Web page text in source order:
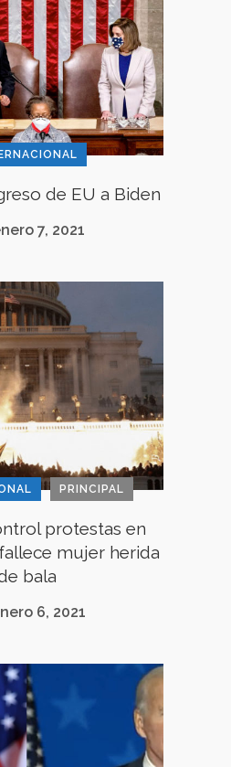
de EU a Biden
7, 2021
PRINCIPAL
protestas en
mujer herida
bala
6, 2021